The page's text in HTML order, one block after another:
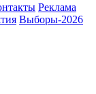
Реклама
Выборы-2026